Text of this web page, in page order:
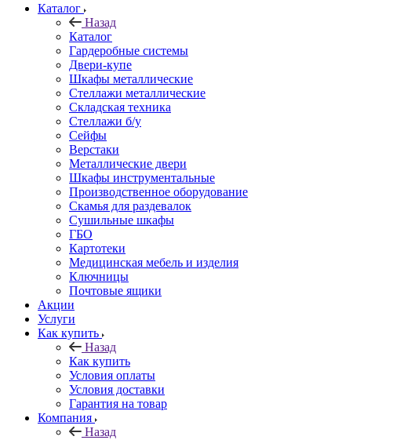
Каталог
Назад
Каталог
Гардеробные системы
Двери-купе
Шкафы металлические
Стеллажи металлические
Складская техника
Стеллажи б/у
Сейфы
Верстаки
Металлические двери
Шкафы инструментальные
Производственное оборудование
Скамья для раздевалок
Сушильные шкафы
ГБО
Картотеки
Медицинская мебель и изделия
Ключницы
Почтовые ящики
Акции
Услуги
Как купить
Назад
Как купить
Условия оплаты
Условия доставки
Гарантия на товар
Компания
Назад